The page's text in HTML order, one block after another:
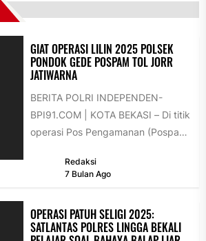
GIAT OPERASI LILIN 2025 POLSEK
PONDOK GEDE POSPAM TOL JORR
JATIWARNA
BERITA POLRI INDEPENDEN-
BPI91.COM | KOTA BEKASI – Di titik
operasi Pos Pengamanan (Pospam)
Pondok Gede...
Redaksi
7 Bulan Ago
OPERASI PATUH SELIGI 2025:
SATLANTAS POLRES LINGGA BEKALI